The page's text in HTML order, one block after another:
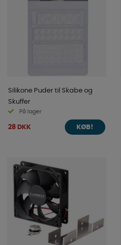
Silikone Puder til Skabe og
Skuffer
På lager
28 DKK KØB!